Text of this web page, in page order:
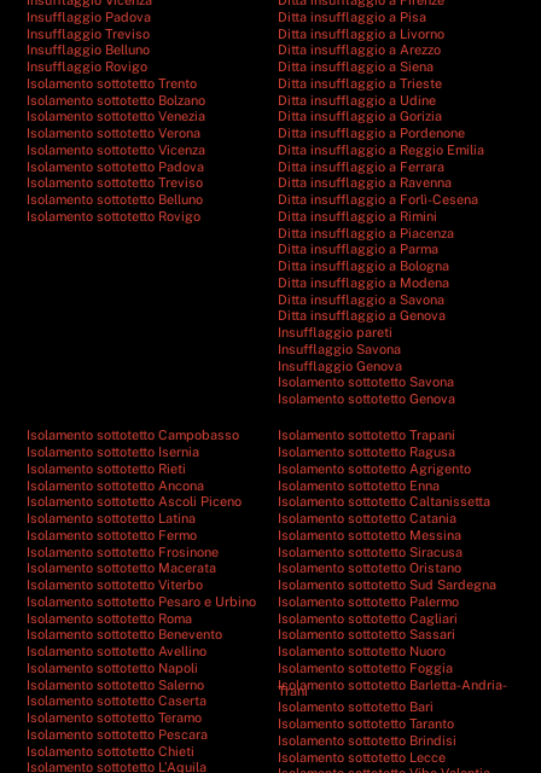
Insufflaggio Padova
Insufflaggio Treviso
Insufflaggio Belluno
Insufflaggio Rovigo
Isolamento sottotetto Trento
Isolamento sottotetto Bolzano
Isolamento sottotetto Venezia
Isolamento sottotetto Verona
Isolamento sottotetto Vicenza
Isolamento sottotetto Padova
Isolamento sottotetto Treviso
Isolamento sottotetto Belluno
Isolamento sottotetto Rovigo
Ditta insufflaggio a Pisa
Ditta insufflaggio a Livorno
Ditta insufflaggio a Arezzo
Ditta insufflaggio a Siena
Ditta insufflaggio a Trieste
Ditta insufflaggio a Udine
Ditta insufflaggio a Gorizia
Ditta insufflaggio a Pordenone
Ditta insufflaggio a Reggio Emilia
Ditta insufflaggio a Ferrara
Ditta insufflaggio a Ravenna
Ditta insufflaggio a Forlì-Cesena
Ditta insufflaggio a Rimini
Ditta insufflaggio a Piacenza
Ditta insufflaggio a Parma
Ditta insufflaggio a Bologna
Ditta insufflaggio a Modena
Ditta insufflaggio a Savona
Ditta insufflaggio a Genova
Insufflaggio pareti
Insufflaggio Savona
Insufflaggio Genova
Isolamento sottotetto Savona
Isolamento sottotetto Genova
Isolamento sottotetto Campobasso
Isolamento sottotetto Isernia
Isolamento sottotetto Rieti
Isolamento sottotetto Ancona
Isolamento sottotetto Ascoli Piceno
Isolamento sottotetto Latina
Isolamento sottotetto Fermo
Isolamento sottotetto Frosinone
Isolamento sottotetto Macerata
Isolamento sottotetto Viterbo
Isolamento sottotetto Pesaro e Urbino
Isolamento sottotetto Roma
Isolamento sottotetto Benevento
Isolamento sottotetto Avellino
Isolamento sottotetto Napoli
Isolamento sottotetto Salerno
Isolamento sottotetto Caserta
Isolamento sottotetto Teramo
Isolamento sottotetto Pescara
Isolamento sottotetto Chieti
Isolamento sottotetto L’Aquila
Isolamento sottotetto Trapani
Isolamento sottotetto Ragusa
Isolamento sottotetto Agrigento
Isolamento sottotetto Enna
Isolamento sottotetto Caltanissetta
Isolamento sottotetto Catania
Isolamento sottotetto Messina
Isolamento sottotetto Siracusa
Isolamento sottotetto Oristano
Isolamento sottotetto Sud Sardegna
Isolamento sottotetto Palermo
Isolamento sottotetto Cagliari
Isolamento sottotetto Sassari
Isolamento sottotetto Nuoro
Isolamento sottotetto Foggia
Isolamento sottotetto Barletta-Andria-
Trani
Isolamento sottotetto Bari
Isolamento sottotetto Taranto
Isolamento sottotetto Brindisi
Isolamento sottotetto Lecce